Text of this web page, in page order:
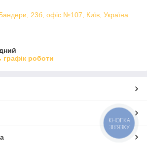
23б, офіс №107, Київ, Україна
графік роботи
КНОПКА
ЗВ'ЯЗКУ